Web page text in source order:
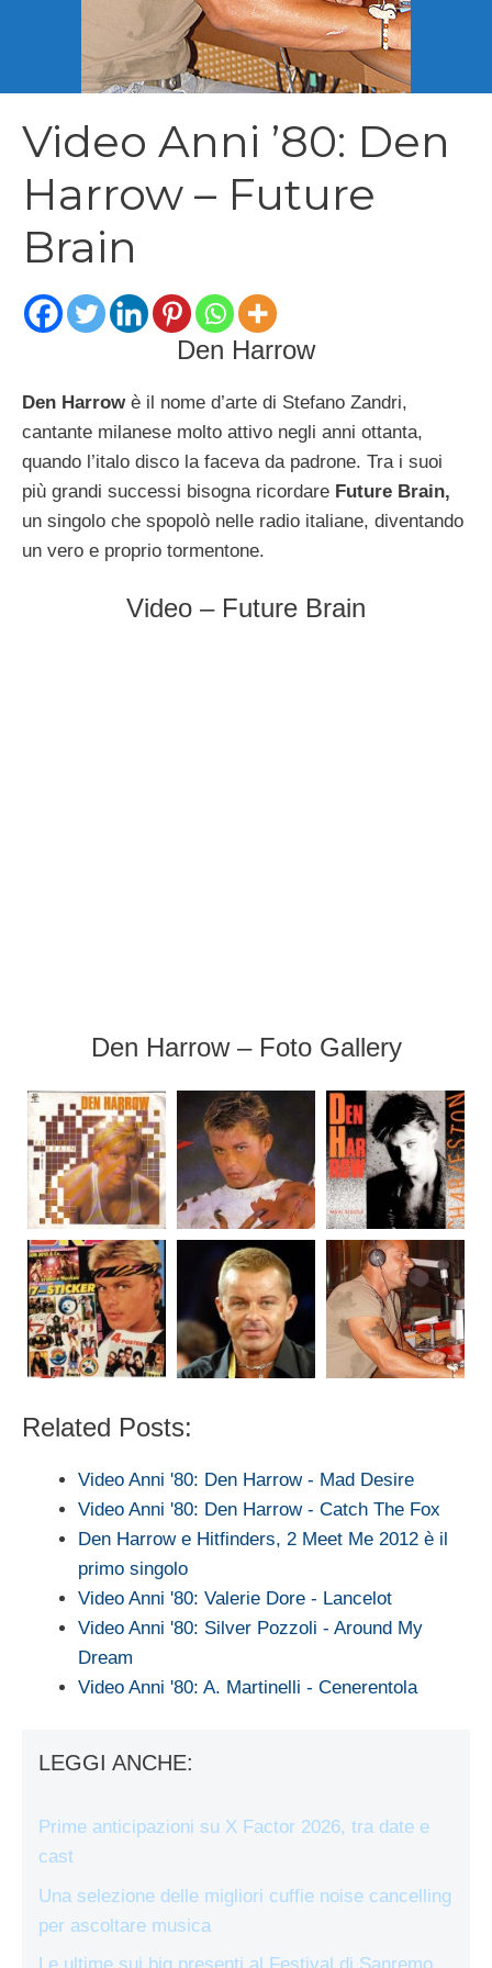
Video Anni ’80: Den
Harrow – Future
Brain
Den Harrow
Den Harrow è il nome d’arte di Stefano Zandri,
cantante milanese molto attivo negli anni ottanta,
quando l’italo disco la faceva da padrone. Tra i suoi
più grandi successi bisogna ricordare Future Brain,
un singolo che spopolò nelle radio italiane, diventando
un vero e proprio tormentone.
Video – Future Brain
Den Harrow – Foto Gallery
Related Posts:
Video Anni '80: Den Harrow - Mad Desire
Video Anni '80: Den Harrow - Catch The Fox
Den Harrow e Hitfinders, 2 Meet Me 2012 è il
primo singolo
Video Anni '80: Valerie Dore - Lancelot
Video Anni '80: Silver Pozzoli - Around My
Dream
Video Anni '80: A. Martinelli - Cenerentola
LEGGI ANCHE:
Prime anticipazioni su X Factor 2026, tra date e
cast
Una selezione delle migliori cuffie noise cancelling
per ascoltare musica